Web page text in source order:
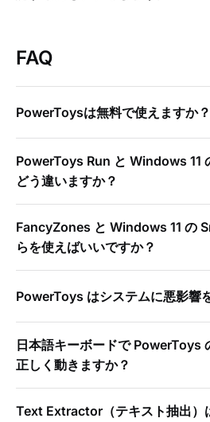
FAQ
PowerToysは無料で使えますか？
PowerToys Run と Windows 11
どう違いますか？
FancyZones と Windows 11 の
らを使えばいいですか？
PowerToys はシステムに悪影響
日本語キーボードで PowerToys
正しく動きますか？
Text Extractor（テキスト抽出）